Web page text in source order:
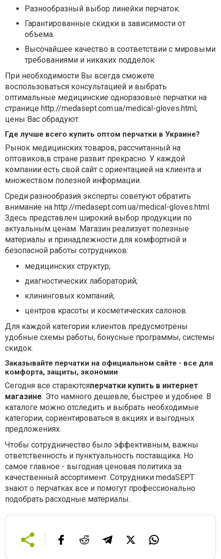
Разнообразный выбор линейки перчаток.
Гарантированные скидки в зависимости от
объема.
Высочайшее качество в соответствии с мировыми
требованиями и никаких подделок.
При необходимости Вы всегда сможете
воспользоваться консультацией и выбрать
оптимальные медицинские одноразовые перчатки на
странице http://medasept.com.ua/medical-gloves.html,
цены Вас обрадуют.
Где лучше всего купить оптом перчатки в Украине?
Рынок медицинских товаров, рассчитанный на
оптовиков,в стране развит прекрасно. У каждой
компании есть свой сайт с ориентацией на клиента и
множеством полезной информации.
Среди разнообразия эксперты советуют обратить
внимание на http://medasept.com.ua/medical-gloves.html.
Здесь представлен широкий выбор продукции по
актуальным ценам. Магазин реализует полезные
материалы и принадлежности для комфортной и
безопасной работы сотрудников:
медицинских структур;
диагностических лабораторий;
клининговых компаний;
центров красоты и косметических салонов.
Для каждой категории клиентов предусмотрены
удобные схемы работы, бонусные программы, системы
скидок.
Заказывайте перчатки на официальном сайте - все для
комфорта, защиты, экономии
Сегодня все стараютсяперчатки купить в интернет
магазине. Это намного дешевле, быстрее и удобнее. В
каталоге можно отследить и выбрать необходимые
категории, сориентироваться в акциях и выгодных
предложениях.
Чтобы сотрудничество было эффективным, важны
ответственность и пунктуальность поставщика. Но
самое главное - выгодная ценовая политика за
качественный ассортимент. Сотрудники medaSEPT
знают о перчатках все и помогут профессионально
подобрать расходные материалы.